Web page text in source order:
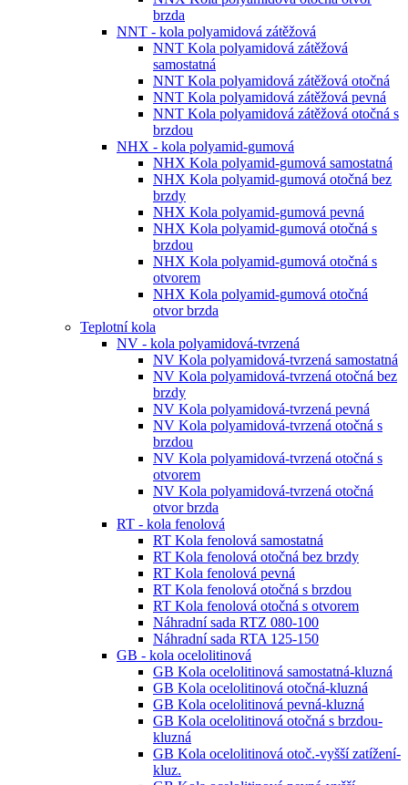
brzda
NNT - kola polyamidová zátěžová
NNT Kola polyamidová zátěžová
samostatná
NNT Kola polyamidová zátěžová otočná
NNT Kola polyamidová zátěžová pevná
NNT Kola polyamidová zátěžová otočná s
brzdou
NHX - kola polyamid-gumová
NHX Kola polyamid-gumová samostatná
NHX Kola polyamid-gumová otočná bez
brzdy
NHX Kola polyamid-gumová pevná
NHX Kola polyamid-gumová otočná s
brzdou
NHX Kola polyamid-gumová otočná s
otvorem
NHX Kola polyamid-gumová otočná
otvor brzda
Teplotní kola
NV - kola polyamidová-tvrzená
NV Kola polyamidová-tvrzená samostatná
NV Kola polyamidová-tvrzená otočná bez
brzdy
NV Kola polyamidová-tvrzená pevná
NV Kola polyamidová-tvrzená otočná s
brzdou
NV Kola polyamidová-tvrzená otočná s
otvorem
NV Kola polyamidová-tvrzená otočná
otvor brzda
RT - kola fenolová
RT Kola fenolová samostatná
RT Kola fenolová otočná bez brzdy
RT Kola fenolová pevná
RT Kola fenolová otočná s brzdou
RT Kola fenolová otočná s otvorem
Náhradní sada RTZ 080-100
Náhradní sada RTA 125-150
GB - kola ocelolitinová
GB Kola ocelolitinová samostatná-kluzná
GB Kola ocelolitinová otočná-kluzná
GB Kola ocelolitinová pevná-kluzná
GB Kola ocelolitinová otočná s brzdou-
kluzná
GB Kola ocelolitinová otoč.-vyšší zatížení-
kluz.